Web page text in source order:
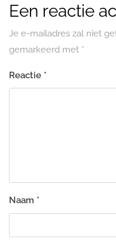
Een reactie
Je e-mailadres zal niet
gemarkeerd met *
Reactie *
Naam *